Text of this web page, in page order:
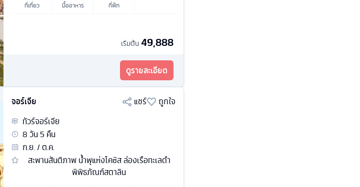
ที่เที่ยว มื้ออาหาร ที่พัก
เริ่มต้น 49,888
ดูรายละเอียด
จอร์เจีย แชร์
ถูกใจ
ทัวร์จอร์เจีย
8วัน5 คืน
ก.ย. / ต.ค.
สะพานสันติภาพ น้ำพุแห่งโคซิส ล่องเรือทะเลดำ
พิพิธภัณฑ์สตาลิน